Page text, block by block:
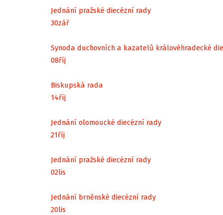
Jednání pražské diecézní rady
30zář
Synoda duchovních a kazatelů královéhradecké
08říj
Biskupská rada
14říj
Jednání olomoucké diecézní rady
21říj
Jednání pražské diecézní rady
02lis
Jednání brněnské diecézní rady
20lis